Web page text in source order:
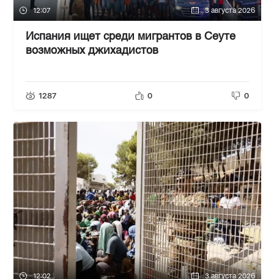
12:07 3 августа 2026
Испания ищет среди мигрантов в Сеуте
возможных джихадистов
1287 0 0
12:02 3 августа 2026